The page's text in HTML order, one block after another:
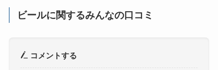
ビールに関するみんなの口コミ
コメントする